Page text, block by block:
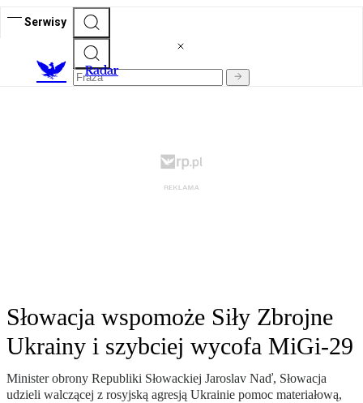
Serwisy
Radar
Słowacja wspomoże Siły Zbrojne
Ukrainy i szybciej wycofa MiGi-29
Minister obrony Republiki Słowackiej Jaroslav Naď, Słowacja
udzieli walczącej z rosyjską agresją Ukrainie pomoc materiałową,